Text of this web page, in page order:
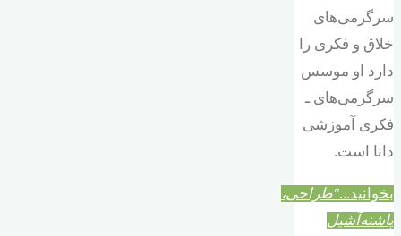
سرگرمی‌های
خلاق و فکری را
دارد او موسس
سرگرمی‌های ـ
فکری آموزشی
دانا است.
بخوانید..."طراحی،
پاشنه‌آشیل